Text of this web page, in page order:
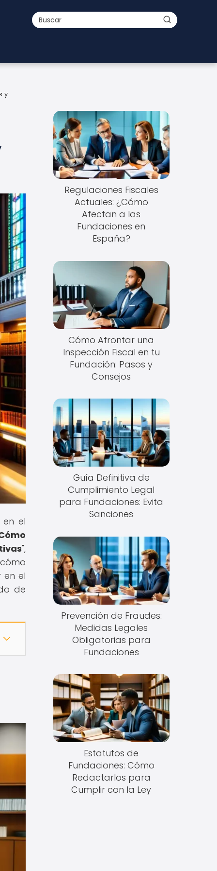
y
el
",
en el
de
Regulaciones Fiscales
Actuales: ¿Cómo
Afectan a las
Fundaciones en
España?
Cómo Afrontar una
Inspección Fiscal en tu
Fundación: Pasos y
Consejos
Guía Definitiva de
Cumplimiento Legal
para Fundaciones: Evita
Sanciones
Prevención de Fraudes:
Medidas Legales
Obligatorias para
Fundaciones
Estatutos de
Fundaciones: Cómo
Redactarlos para
Cumplir con la Ley